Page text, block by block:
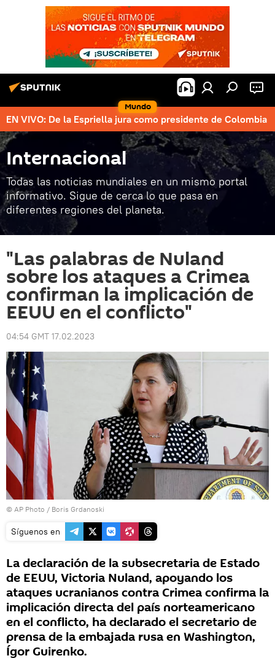
Mundo
EN VIVO: De la Espriella jura como presidente de Colombia
Internacional
Todas las noticias mundiales en un mismo portal
informativo. Sigue de cerca lo que pasa en
diferentes regiones del planeta.
"Las palabras de Nuland
sobre los ataques a Crimea
confirman la implicación de
EEUU en el conflicto"
04:54 GMT 17.02.2023
© AP Photo / Boris Grdanoski
Síguenos en
La declaración de la subsecretaria de Estado
de EEUU, Victoria Nuland, apoyando los
ataques ucranianos contra Crimea confirma la
implicación directa del país norteamericano
en el conflicto, ha declarado el secretario de
prensa de la embajada rusa en Washington,
Ígor Guirenko.